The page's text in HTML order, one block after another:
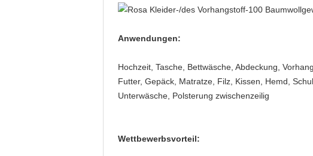
Anwendungen:
Hochzeit, Tasche, Bettwäsche, Abdeckung,
Futter, Gepäck, Matratze, Filz, Kissen, Hemd,
Unterwäsche, Polsterung zwischenzeilig
Wettbewerbsvorteil: